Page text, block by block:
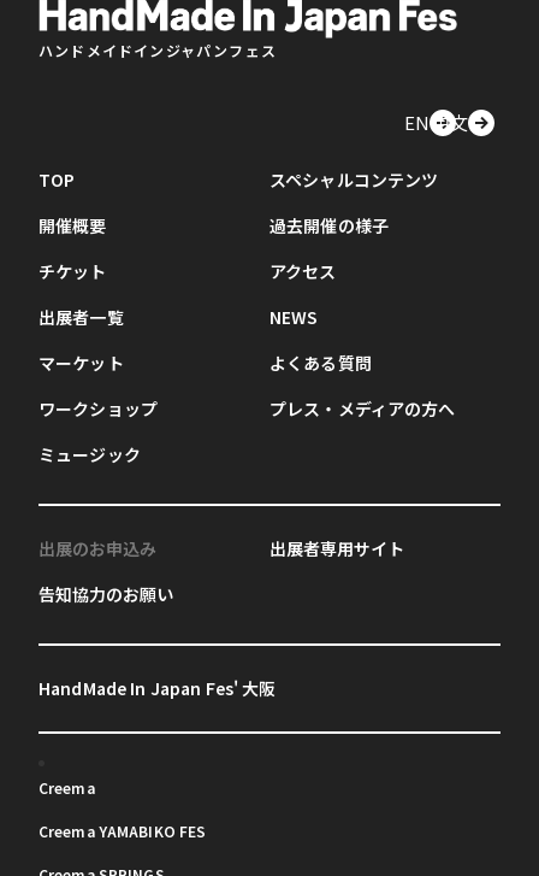
ハンドメイドインジャパンフェス
EN中文
TOP
開催概要
チケット
出展者一覧
マーケット
ワークショップ
ミュージック
スペシャルコンテンツ
過去開催の様子
アクセス
NEWS
よくある質問
プレス・メディアの方へ
出展のお申込み
告知協力のお願い
出展者専用サイト
HandMade In Japan Fes' 大阪
Creema
Creema YAMABIKO FES